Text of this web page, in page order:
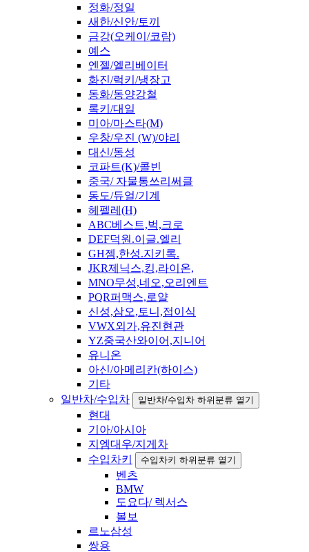
정화/정일
새한/신안/토끼
금강(오케이/코람)
예스
엔젤/엘리베이터
화진/럭키/냉장고
동화/동양강철
록키/대일
미아/마스타(M)
우창/우진 (W)/야리
대신/동성
코파트(K)/콜빈
중국/ 자물통쓰리써클
동도/듀얼/기계
헤펠레(H)
ABC베스트,벅,크로
DEF덕원.이글.엘리
GH젬,한성.지키록.
JKR제닉스,킹,라이온,
MNO무성,네오,오리엔트
PQR퍼맥스,로얄
신성,삼오,토니,접이식
VWX외가,유진현관
YZ중국산와이어,지니어
유니온
아신/아메리칸(하이스)
기타
일반차/수입차
일반차/수입차 하위분류 열기
현대
기아/아시아
지엠대우/지게차
수입차키
수입차키 하위분류 열기
벤츠
BMW
도요다/ 렉서스
볼보
르노삼성
쌍용